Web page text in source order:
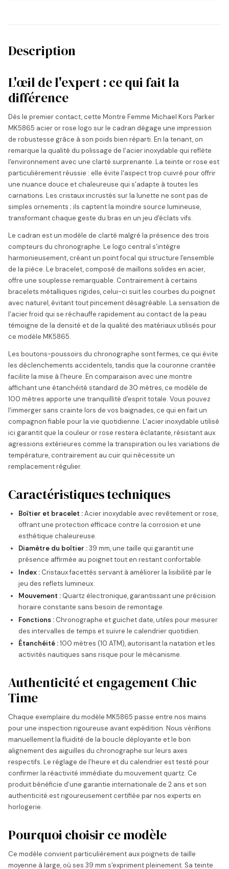
Description
L'œil de l'expert : ce qui fait la
différence
Dès le premier contact, cette Montre Femme Michael Kors Parker
MK5865 acier or rose logo sur le cadran dégage une impression
de robustesse grâce à son poids bien réparti. En la tenant, on
remarque la qualité du polissage de l'acier inoxydable qui reflète
l'environnement avec une clarté surprenante. La teinte or rose est
particulièrement réussie : elle évite l'aspect trop cuivré pour offrir
une nuance douce et chaleureuse qui s'adapte à toutes les
carnations. Les cristaux incrustés sur la lunette ne sont pas de
simples ornements ; ils captent la moindre source lumineuse,
transformant chaque geste du bras en un jeu d'éclats vifs.
Le cadran est un modèle de clarté malgré la présence des trois
compteurs du chronographe. Le logo central s'intègre
harmonieusement, créant un point focal qui structure l'ensemble
de la pièce. Le bracelet, composé de maillons solides en acier,
offre une souplesse remarquable. Contrairement à certains
bracelets métalliques rigides, celui-ci suit les courbes du poignet
avec naturel, évitant tout pincement désagréable. La sensation de
l'acier froid qui se réchauffe rapidement au contact de la peau
témoigne de la densité et de la qualité des matériaux utilisés pour
ce modèle MK5865.
Les boutons-poussoirs du chronographe sont fermes, ce qui évite
les déclenchements accidentels, tandis que la couronne crantée
facilite la mise à l'heure. En comparaison avec une montre
affichant une étanchéité standard de 30 mètres, ce modèle de
100 mètres apporte une tranquillité d'esprit totale. Vous pouvez
l'immerger sans crainte lors de vos baignades, ce qui en fait un
compagnon fiable pour la vie quotidienne. L'acier inoxydable utilisé
ici garantit que la couleur or rose restera éclatante, résistant aux
agressions extérieures comme la transpiration ou les variations de
température, contrairement au cuir qui nécessite un
remplacement régulier.
Caractéristiques techniques
Boîtier et bracelet :Acier inoxydable avec revêtement or rose,
offrant une protection efficace contre la corrosion et une
esthétique chaleureuse.
Diamètre du boîtier :39 mm, une taille qui garantit une
présence affirmée au poignet tout en restant confortable.
Index : Cristaux facettés servant à améliorer la lisibilité par le
jeu des reflets lumineux.
Mouvement : Quartz électronique, garantissant une précision
horaire constante sans besoin de remontage.
Fonctions : Chronographe et guichet date, utiles pour mesurer
des intervalles de temps et suivre le calendrier quotidien.
Étanchéité :100 mètres (10 ATM), autorisant la natation et les
activités nautiques sans risque pour le mécanisme.
Authenticité et engagement Chic
Time
Chaque exemplaire du modèle MK5865 passe entre nos mains
pour une inspection rigoureuse avant expédition. Nous vérifions
manuellement la fluidité de la boucle déployante et le bon
alignement des aiguilles du chronographe sur leurs axes
respectifs. Le réglage de l'heure et du calendrier est testé pour
confirmer la réactivité immédiate du mouvement quartz. Ce
produit bénéficie d'une garantie internationale de 2 ans et son
authenticité est rigoureusement certifiée par nos experts en
horlogerie.
Pourquoi choisir ce modèle
Ce modèle convient particulièrement aux poignets de taille
moyenne à large, où ses 39 mm s'expriment pleinement. Sa teinte